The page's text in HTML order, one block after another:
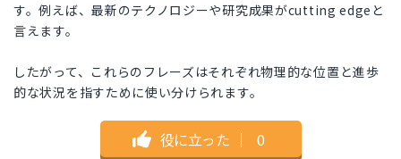
す。例えば、最新のテクノロジーや研究成果がcutting edgeと
言えます。
したがって、これらのフレーズはそれぞれ物理的な位置と進歩
的な状況を指すために使い分けられます。
役に立った ｜ 0